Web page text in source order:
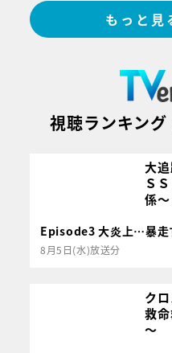
もっと見
視聴ランキング
大
Ｓ
係
Episode3 大炎上…暴走
8月5日(水)放送分
ク
救
～